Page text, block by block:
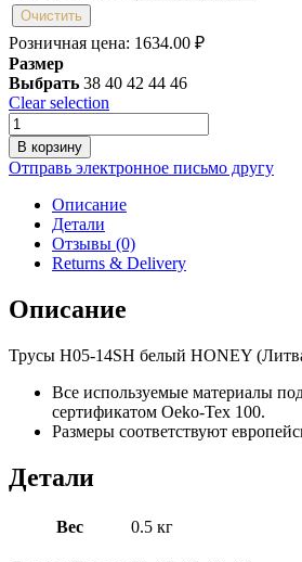
Очистить
Розничная цена: 1634.00 ₽
Размер
Выбрать 38 40 42 44 46
Clear selection
Количество
товара
Трусы
H05-
14SH
белый
В корзину
Отправь электронное письмо другу
Описание
Детали
Отзывы (0)
Returns & Delivery
Описание
Трусы H05-14SH белый HONEY
Все используемые материалы
сертификатом Oeko-Tex 100.
Размеры соответствуют
Детали
Вес 0.5 кг